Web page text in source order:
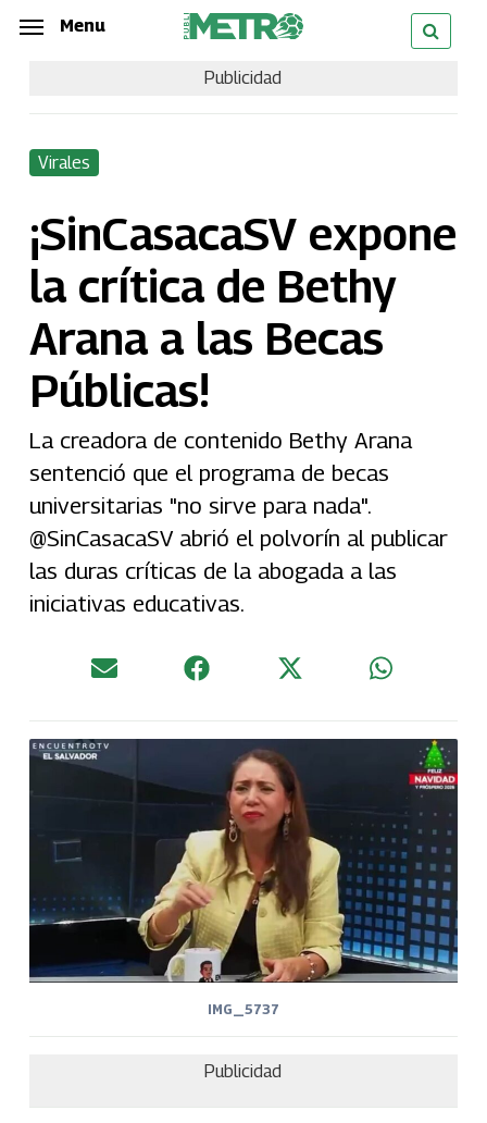
Skip
content
Menu
Publicidad
Virales
¡SinCasacaSV expone
la crítica de Bethy
Arana a las Becas
Públicas!
La creadora de contenido Bethy Arana
sentenció que el programa de becas
universitarias "no sirve para nada".
@SinCasacaSV abrió el polvorín al publicar
las duras críticas de la abogada a las
iniciativas educativas.
IMG_5737
Publicidad
Menu